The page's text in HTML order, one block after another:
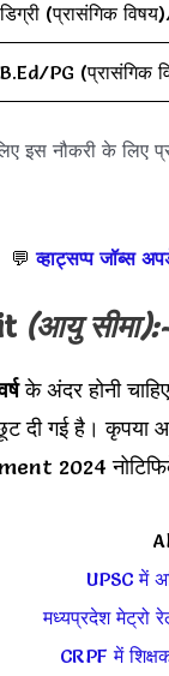
(प्रासंगिक
PG (प्रासंगिक
इस नौकरी के लिए
💬 व्हाट्सप्प जॉब्स
(आयु
के अंदर होनी
दी गई है।
2024
UPSC में
मध्यप्रदेश मेट्रो
CRPF में शिक्षक